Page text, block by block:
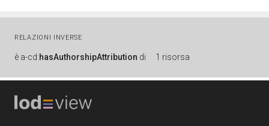
RELAZIONI INVERSE
è a-cd:hasAuthorshipAttribution di 1 risorsa